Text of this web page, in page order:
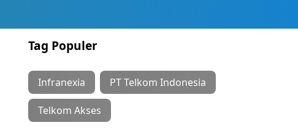
Tag Populer
Infranexia PT Telkom Indonesia
Telkom Akses